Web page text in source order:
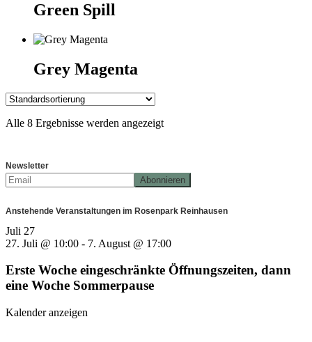
Green Spill
Grey Magenta
Alle 8 Ergebnisse werden angezeigt
Newsletter
Anstehende Veranstaltungen im Rosenpark Reinhausen
Juli 27
27. Juli @ 10:00 - 7. August @ 17:00
Erste Woche eingeschränkte Öffnungszeiten, dann
eine Woche Sommerpause
Kalender anzeigen